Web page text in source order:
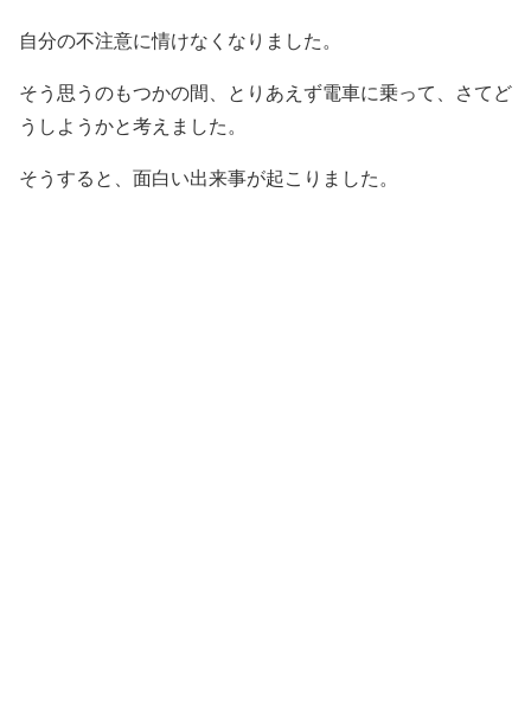
自分の不注意に情けなくなりました。
そう思うのもつかの間、とりあえず電車に乗って、さてど
うしようかと考えました。
そうすると、面白い出来事が起こりました。